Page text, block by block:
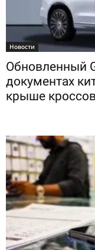
Новости
Обновленный
документах
крыше